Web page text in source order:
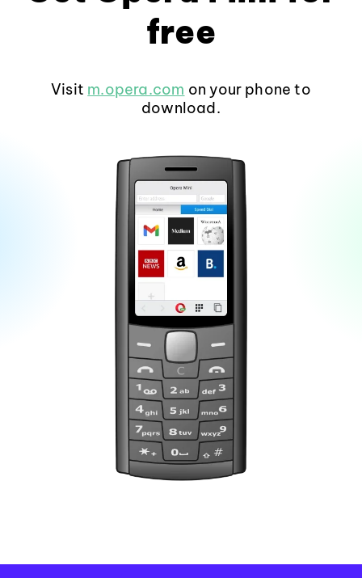
free
Visit m.opera.com on your phone to
download.